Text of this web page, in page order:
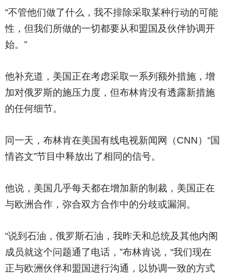
“不管他们做了什么，我不排除采取某种行动的可能
性，但我们所做的一切都要从和盟国及伙伴协调开
始。”
他补充道，美国正在考虑采取一系列额外措施，增
加对俄罗斯的施压力度，但布林肯没有透露新措施
的任何细节。
同一天，布林肯在美国有线电视新闻网（CNN）“国
情咨文”节目中释放出了相同的信号。
他说，美国几乎每天都在增加新的制裁，美国正在
与欧洲合作，弥合双方合作中的分歧或漏洞。
“说到石油，俄罗斯石油，我昨天和总统及其他内阁
成员就这个问题通了电话，”布林肯说，“我们现在
正与欧洲伙伴和盟国进行沟通，以协调一致的方式